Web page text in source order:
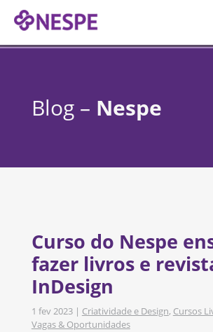
Blog – Nespe
Curso do Nespe
fazer livros e
InDesign
1 fev 2023| Criatividade e Design, Cursos
Vagas & Oportunidades